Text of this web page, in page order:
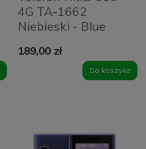
4G TA-1662
Niebieski - Blue
189,00 zł
Do koszyka